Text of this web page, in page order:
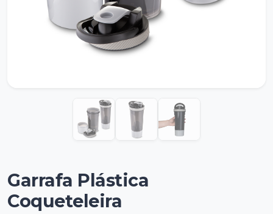
Garrafa Plástica
Coqueteleira